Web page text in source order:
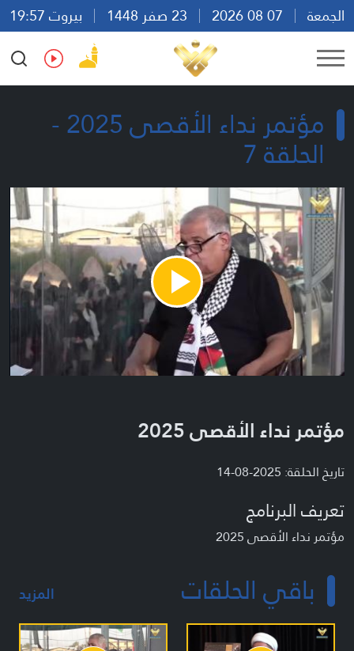
الجمعة
بيروت 19:57
Ar
En Fr Es
مؤتمر نداء الأقصى 2025 -
الحلقة 7
Play
Video
مؤتمر نداء الأقصى 2025
تاريخ الحلقة: 2025-08-14
تعريف البرنامج
مؤتمر نداء الأقصى 2025
باقي الحلقات المزيد